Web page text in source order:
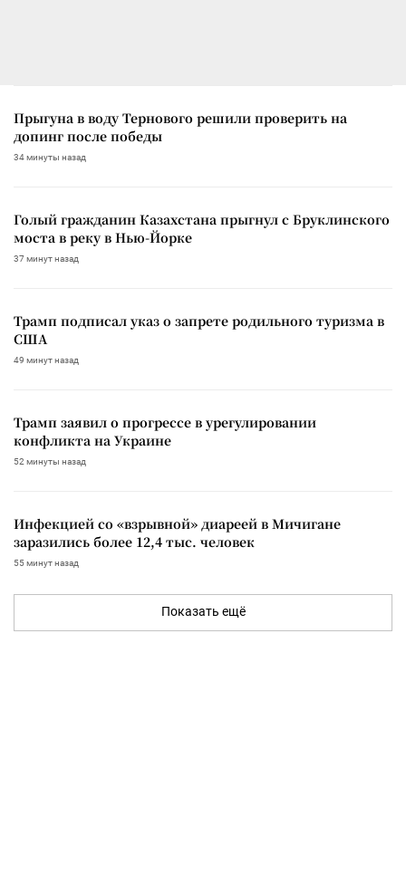
Прыгуна в воду Тернового решили проверить на
допинг после победы
34 минуты назад
Голый гражданин Казахстана прыгнул с Бруклинского
моста в реку в Нью-Йорке
37 минут назад
Трамп подписал указ о запрете родильного туризма в
США
49 минут назад
Трамп заявил о прогрессе в урегулировании
конфликта на Украине
52 минуты назад
Инфекцией со «взрывной» диареей в Мичигане
заразились более 12,4 тыс. человек
55 минут назад
Показать ещё